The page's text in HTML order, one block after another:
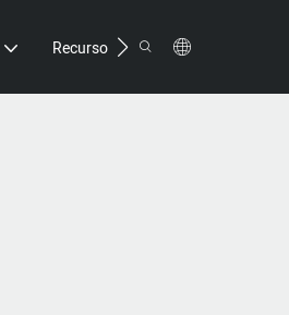
Recurso Contato